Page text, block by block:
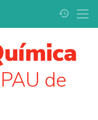
history
de